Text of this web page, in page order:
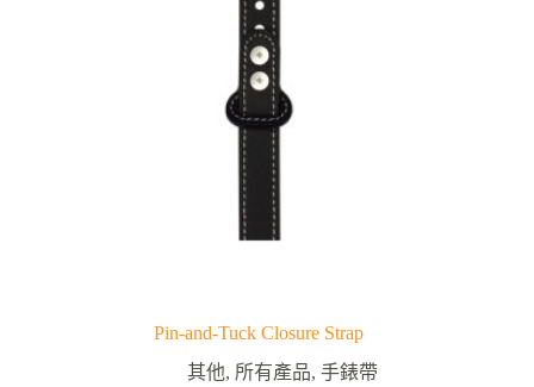
Pin-and-Tuck Closure Strap
其他, 所有產品,手錶帶